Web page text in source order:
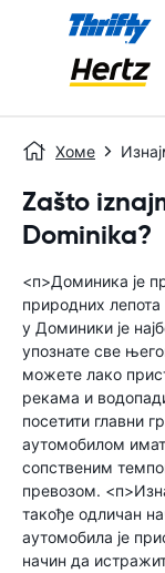
Хоме
Zašto
Dominika?
<п>Доминика је
природних
у Доминики је
упознате све
можете лако
рекама и
посетити главни
аутомобилом
сопственим
превозом.
такође одличан
аутомобила је
начин да